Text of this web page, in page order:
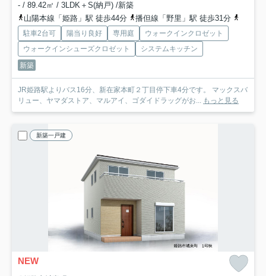
- / 89.42㎡ / 3LDK＋S(納戸) /新築
山陽本線「姫路」駅 徒歩44分
播但線「野里」駅 徒歩31分
駐車2台可 陽当り良好 専用庭
ウォークインクロゼット
ウォークインシューズクロゼット
システムキッチン
新築
JR姫路駅よりバス16分、新在家本町２丁目停下車4分です。 マックスバ
リュー、ヤマダストア、マルアイ、ゴダイドラッグがお... もっと見る
新築一戸建
NEW